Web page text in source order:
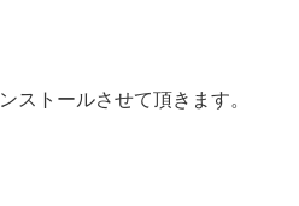
ストールさせて頂きます。